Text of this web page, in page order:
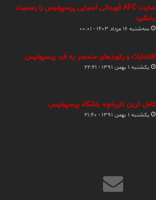
سایت AFC قهرمانی آسیایی پرسپولیس را رسمیت
بخشید
سه‌شنبه ۱۶ مرداد ۱۴۰۳ - ۰۰:۰۱
افتخارات و رکوردهای منحصر به فرد پرسپولیس
یکشنبه ۱ بهمن ۱۳۹۱ - ۲۲:۴۱
کامل ترین تاریخچه باشگاه پرسپولیس
یکشنبه ۱ بهمن ۱۳۹۱ - ۲۱:۴۰